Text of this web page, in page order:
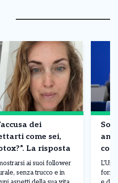
dei
come sei,
La risposta
ai suoi follower
senza trucco e in